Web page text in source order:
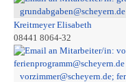
grundabgaben@scheyern.de
Kreitmeyer Elisabeth
08441 8064-32
vorzimmer@scheyern.de;